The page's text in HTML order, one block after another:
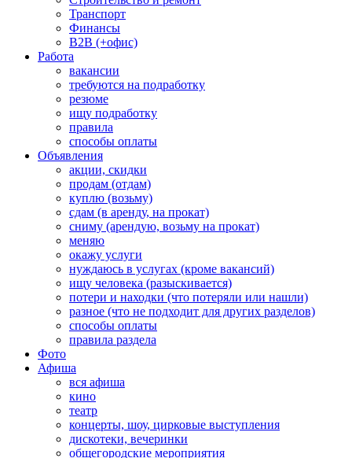
Транспорт
Финансы
B2B (+офис)
Работа
вакансии
требуются на подработку
резюме
ищу подработку
правила
способы оплаты
Объявления
акции, скидки
продам (отдам)
куплю (возьму)
сдам (в аренду, на прокат)
сниму (арендую, возьму на прокат)
меняю
окажу услуги
нуждаюсь в услугах (кроме вакансий)
ищу человека (разыскивается)
потери и находки (что потеряли или нашли)
разное (что не подходит для других разделов)
способы оплаты
правила раздела
Фото
Афиша
вся афиша
кино
театр
концерты, шоу, цирковые выступления
дискотеки, вечеринки
общегородские мероприятия